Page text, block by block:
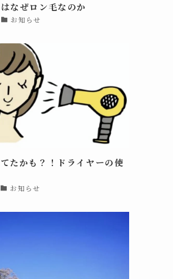
なぜロン毛なのか
お知らせ
たかも？！ドライヤーの使
お知らせ